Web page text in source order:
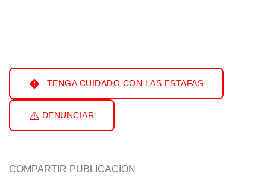
TENGA CUIDADO CON LAS ESTAFAS
DENUNCIAR
COMPARTIR PUBLICACION